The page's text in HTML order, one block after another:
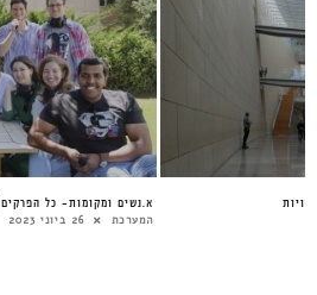
א.נשים ומקומות- כל הפרקים
המערכת 26 ביוני 2023